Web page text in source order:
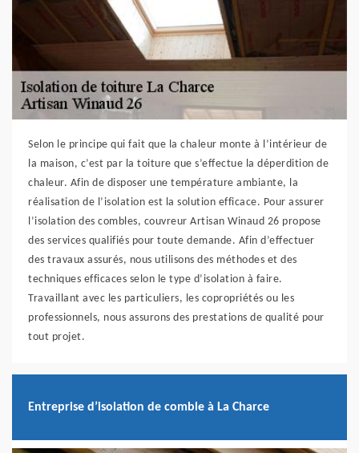
Selon le principe qui fait que la chaleur monte à l’intérieur de
la maison, c’est par la toiture que s’effectue la déperdition de
chaleur. Afin de disposer une température ambiante, la
réalisation de l’isolation est la solution efficace. Pour assurer
l’isolation des combles, couvreur Artisan Winaud 26 propose
des services qualifiés pour toute demande. Afin d’effectuer
des travaux assurés, nous utilisons des méthodes et des
techniques efficaces selon le type d’isolation à faire.
Travaillant avec les particuliers, les copropriétés ou les
professionnels, nous assurons des prestations de qualité pour
tout projet.
Entreprise d’isolation de comble à La Charce